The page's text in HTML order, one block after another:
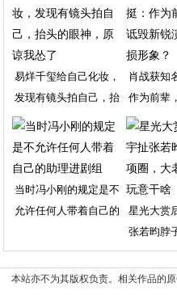
易烊千玺给自己化妆，
发现有镜头拍自己，抬
肖战获知
作为前辈
当时冯小刚的规定是不
允许任何人带着自己的
星光大赏
张若昀脖
本站亦不为其版权负责。相关作品的